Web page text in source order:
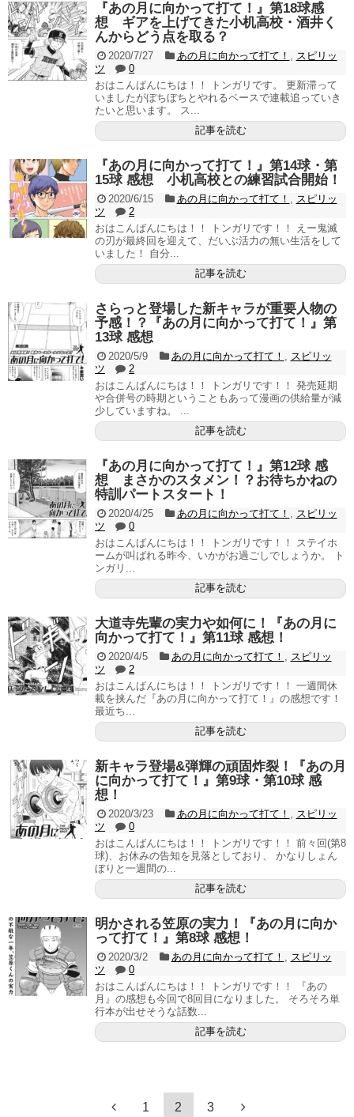
『あの月に向かって打て！』第18球感
想 ギアを上げてきた小机高校・酒井く
んからどう点を取る？
2020/7/27 あの月に向かって打て！ , スピリッ
ツ
0
おはこんばんにちは！！ トンガリです。 更新滞って
いましたがぼちぼちとやれるペースで連載追っていき
たいと思います。 ス...
記事を読む
『あの月に向かって打て！』第14球・第
15球 感想 小机高校との練習試合開始！
2020/6/15 あの月に向かって打て！ , スピリッ
ツ
2
おはこんばんにちは！！ トンガリです！！ えー鬼滅
の刃が最終回を迎えて、だいぶ活力の無い生活をして
いました！ 自分...
記事を読む
さらっと登場した新キャラが重要人物の
予感！？『あの月に向かって打て！』第
13球 感想
2020/5/9 あの月に向かって打て！ , スピリッ
ツ
2
おはこんばんにちは！！ トンガリです！！ 発売延期
や合併号の時期ということもあって漫画の供給量が減
少していますね。 ...
記事を読む
『あの月に向かって打て！』第12球 感
想 まさかのスタメン！？お待ちかねの
特訓パートスタート！
2020/4/25 あの月に向かって打て！ , スピリッ
ツ
0
おはこんばんにちは！！ トンガリです！！ ステイホ
ームが叫ばれる昨今、いかがお過ごしでしょうか。 ト
ンガリ...
記事を読む
大道寺先輩の実力や如何に！『あの月に
向かって打て！』第11球 感想！
2020/4/5 あの月に向かって打て！ , スピリッ
ツ
2
おはこんばんにちは！！ トンガリです！！ 一週間休
載を挟んだ『あの月に向かって打て！』の感想です！
最近ち...
記事を読む
新キャラ登場&弾輝の頑固炸裂！『あの月
に向かって打て！』第9球・第10球 感
想！
2020/3/23 あの月に向かって打て！ , スピリッ
ツ
0
おはこんばんにちは！！ トンガリです！！ 前々回(第8
球)、お休みの告知を見落としており、 かなりしょん
ぼりと一週間の...
記事を読む
明かされる笠原の実力！『あの月に向か
って打て！』第8球 感想！
2020/3/2 あの月に向かって打て！ , スピリッ
ツ
0
おはこんばんにちは！！ トンガリです！！ 『あの
月』の感想も今回で8回目になりました。 そろそろ単
行本が出せそうな話数...
記事を読む
1 2 3